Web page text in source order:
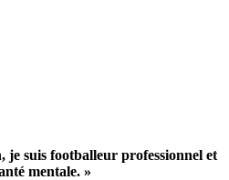
je suis footballeur professionnel et
mentale. »